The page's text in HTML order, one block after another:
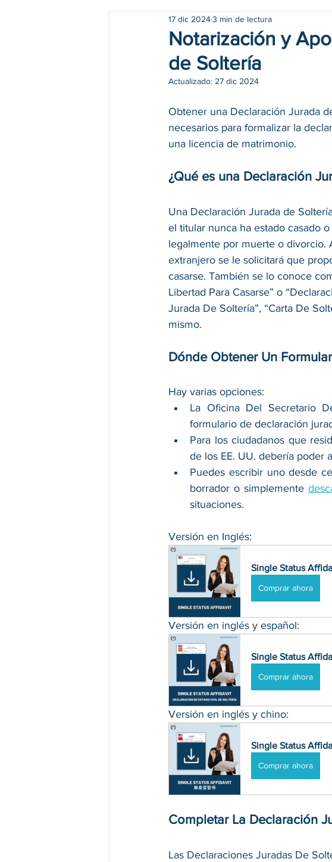
Notarización y
de Soltería
17 dic 20243 min de lectura
Actualizado: 27 dic 2024
Obtener una Declaración Jurada
necesarios para formalizar la
una licencia de matrimonio.
¿Qué es una Declaración
Una Declaración Jurada de
el titular nunca ha estado casado
legalmente por muerte o divorcio.
extranjero se le solicitará que
casarse. También se lo conoce
Libertad Para Casarse” o
Jurada De Soltería”, “Carta De
mismo.
Dónde Obtener Un
Hay varias opciones:
La Oficina Del Secretario
formulario de declaración
Para los ciudadanos que
de los EE. UU. debería poder
Puedes escribir uno desde
borrador o simplemente
situaciones.
Versión en Inglés:
Single Status
Comprar ahora
Versión en inglés y español:
Single Status
Comprar ahora
Versión en inglés y chino:
Single Status
Comprar ahora
Completar La Declaración
Las Declaraciones Juradas De